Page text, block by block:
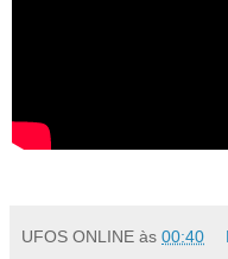
UFOS ONLINE às 00:40